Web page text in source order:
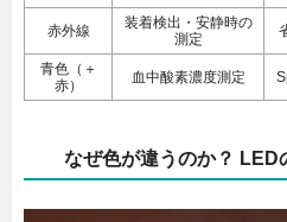
赤外線
装着検出・安静時の
測定
青色（＋
赤）
血中酸素濃度測定
なぜ色が違うのか？ LED